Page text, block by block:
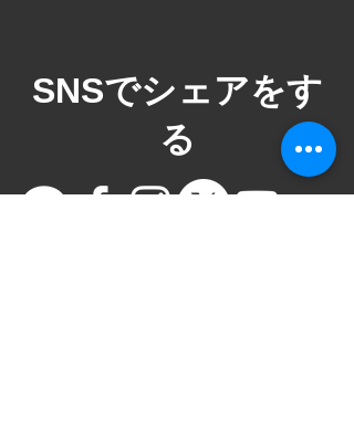
​SNSでシェアをす
る